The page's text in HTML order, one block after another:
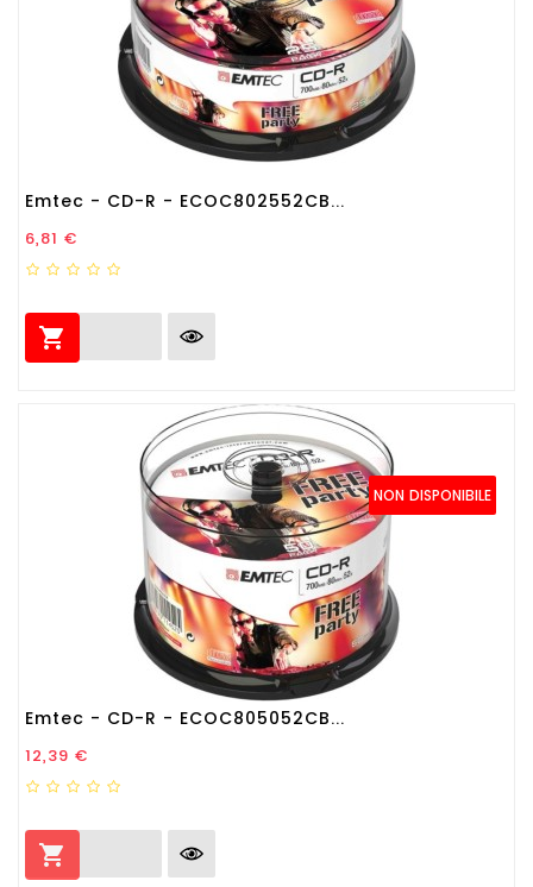
Emtec - CD-R - ECOC802552CB...
Prezzo
6,81 €

NON DISPONIBILE
Emtec - CD-R - ECOC805052CB...
Prezzo
12,39 €
